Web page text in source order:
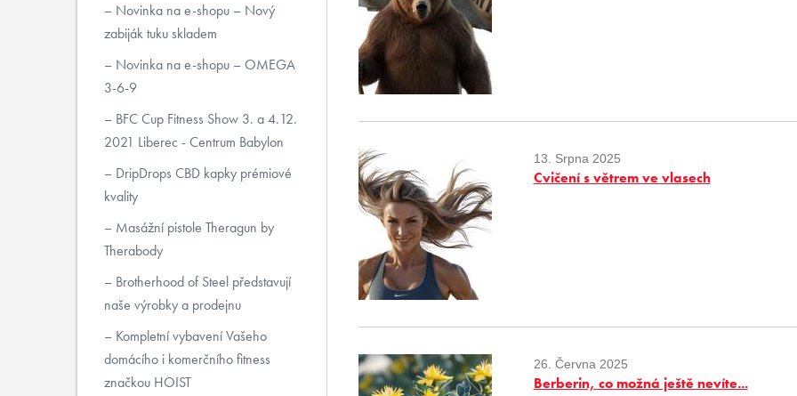
13. Srpna 2025
Cvičení s větrem ve vlasech
26. Června 2025
Berberin, co možná ještě nevíte...
Novinka na e-shopu – Nový
zabiják tuku skladem
Novinka na e-shopu – OMEGA
3-6-9
BFC Cup Fitness Show 3. a 4.12.
2021 Liberec - Centrum Babylon
DripDrops CBD kapky prémiové
kvality
Masážní pistole Theragun by
Therabody
Brotherhood of Steel představují
naše výrobky a prodejnu
Kompletní vybavení Vašeho
domácího i komerčního fitness
značkou HOIST